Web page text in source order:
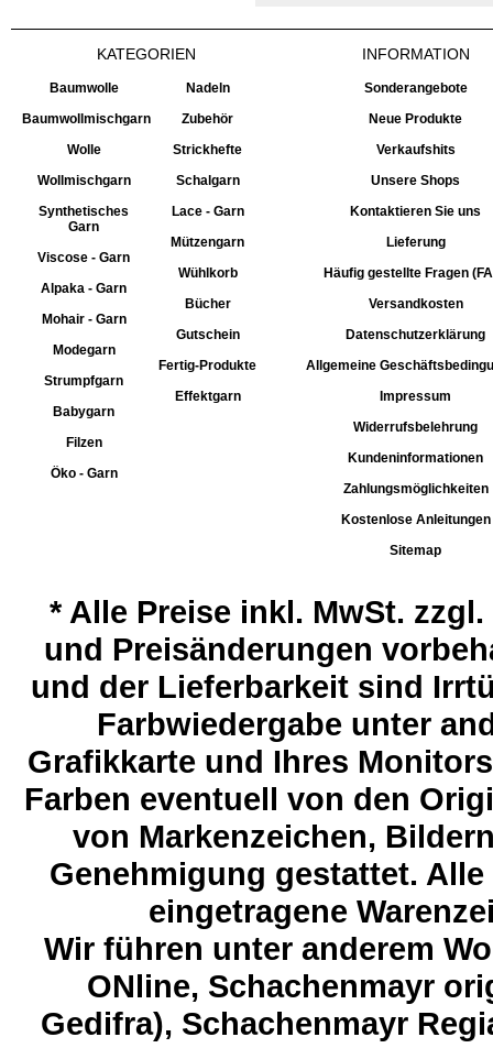
KATEGORIEN
Baumwolle
Baumwollmischgarn
Wolle
Wollmischgarn
Synthetisches
Garn
Viscose - Garn
Alpaka - Garn
Mohair - Garn
Modegarn
Strumpfgarn
Babygarn
Filzen
Öko - Garn
Nadeln
Zubehör
Strickhefte
Schalgarn
Lace - Garn
Mützengarn
Wühlkorb
Bücher
Gutschein
Fertig-Produkte
Effektgarn
INFORMATION
Sonderangebote
Neue Produkte
Verkaufshits
Unsere Shops
Kontaktieren Sie uns
Lieferung
Häufig gestellte Fragen
Versandkosten
Datenschutzerklärung
Allgemeine
Impressum
Widerrufsbelehrung
Kundeninformationen
Zahlungsmöglichkeiten
Kostenlose Anleitungen
Sitemap
*Alle Preise inkl. MwSt.
und Preisänderungen
und der Lieferbarkeit sind
Farbwiedergabe unter
Grafikkarte und Ihres
Farben eventuell von den
von Markenzeichen,
Genehmigung gestattet.
eingetragene
Wir führen unter anderem
ONline, Schachenmayr
Gedifra), Schachenmayr